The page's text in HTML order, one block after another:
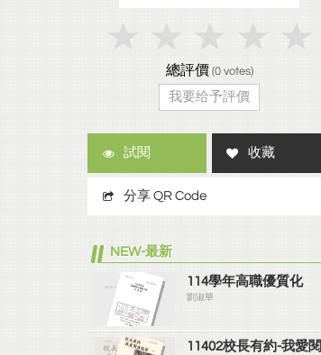
總評價 (0votes)
我要给予評價
試閱 收藏
分享 QR Code
NEW-最新
114學年高職優質化
劉淑華
11402校長有約-我愛閱